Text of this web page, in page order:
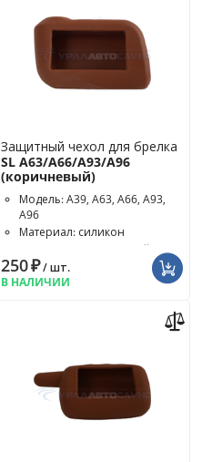
Защитный чехол для брелка
SL A63/A66/A93/A96
(коричневый)
Модель: A39, A63, A66, A93,
A96
Материал: силикон
Цвет чехла: коричневый
250₽/ шт.
В НАЛИЧИИ